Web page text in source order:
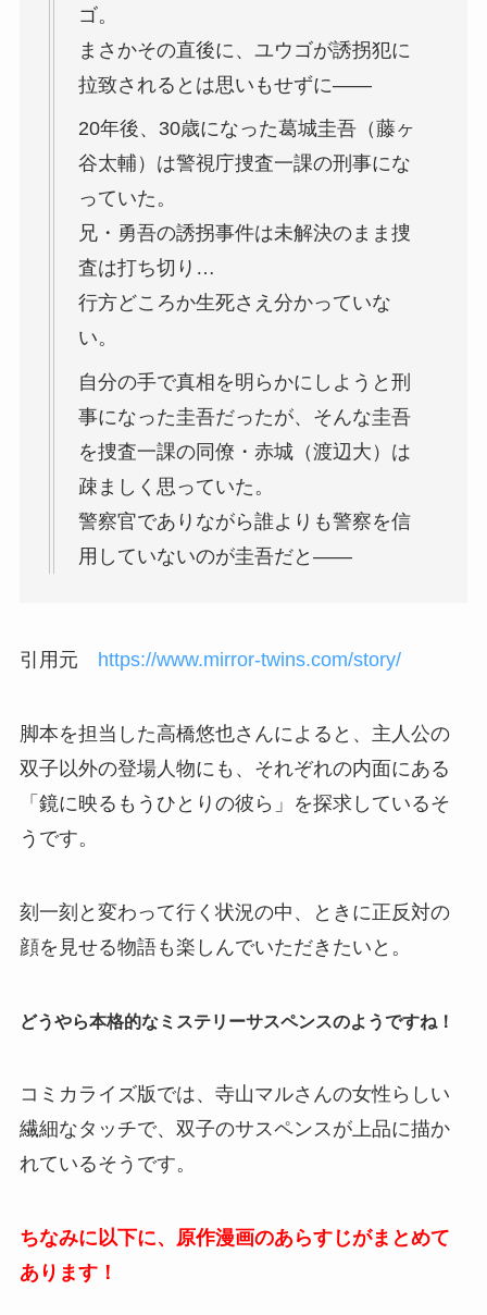
ゴ。
まさかその直後に、ユウゴが誘拐犯に
拉致されるとは思いもせずに――
20年後、30歳になった葛城圭吾（藤ヶ
谷太輔）は警視庁捜査一課の刑事にな
っていた。
兄・勇吾の誘拐事件は未解決のまま捜
査は打ち切り…
行方どころか生死さえ分かっていな
い。
自分の手で真相を明らかにしようと刑
事になった圭吾だったが、そんな圭吾
を捜査一課の同僚・赤城（渡辺大）は
疎ましく思っていた。
警察官でありながら誰よりも警察を信
用していないのが圭吾だと――
引用元 https://www.mirror-twins.com/story/
脚本を担当した高橋悠也さんによると、主人公の
双子以外の登場人物にも、それぞれの内面にある
「鏡に映るもうひとりの彼ら」を探求しているそ
うです。
刻一刻と変わって行く状況の中、ときに正反対の
顔を見せる物語も楽しんでいただきたいと。
どうやら本格的なミステリーサスペンスのようですね！
コミカライズ版では、寺山マルさんの女性らしい
繊細なタッチで、双子のサスペンスが上品に描か
れているそうです。
ちなみに以下に、原作漫画のあらすじがまとめて
あります！